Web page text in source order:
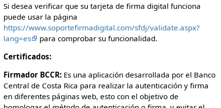
Si desea verificar que su tarjeta de firma digital funciona
puede usar la página
https://www.soportefirmadigital.com/sfdj/validate.aspx?
lang=es
para comprobar su funcionalidad.
Certificados:
Firmador BCCR:Es una aplicación desarrollada por el Banco
Central de Costa Rica para realizar la autenticación y firma
en diferentes páginas web, esto con el objetivo de